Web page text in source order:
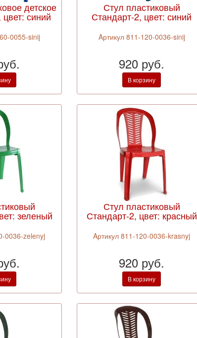
детское
синий
0055-sinij
Стул пластиковый
Стандарт-2, цвет: синий
Aртикул 811-120-0036-sinij
920 руб.
В корзину
зеленый
0036-zelenyj
Стул пластиковый
Стандарт-2, цвет: красный
Aртикул 811-120-0036-krasnyj
920 руб.
В корзину